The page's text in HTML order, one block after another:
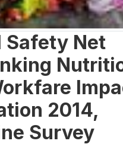
Safety Net
2014,
Survey